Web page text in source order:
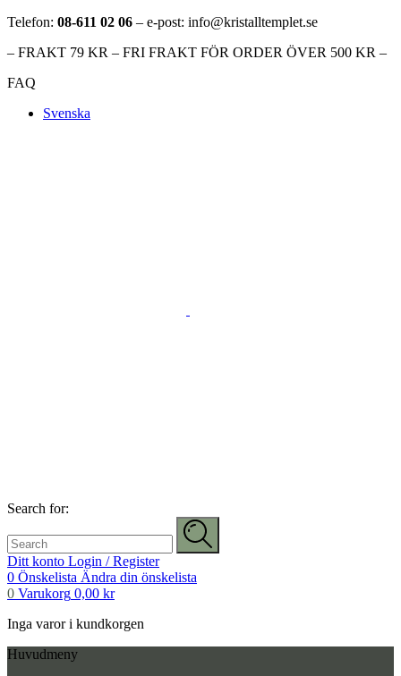
Telefon: 08-611 02 06 – e-post: info@kristalltemplet.se
– FRAKT 79 KR – FRI FRAKT FÖR ORDER ÖVER 500 KR –
FAQ
Svenska
Search for:
Ditt konto Login / Register
0 Önskelista Ändra din önskelista
0 Varukorg 0,00 kr
Inga varor i kundkorgen
Huvudmeny